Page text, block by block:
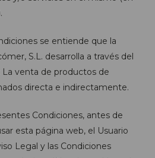
se entiende que la
S.L. desarrolla a través del
venta de productos de
directa e indirectamente.
Condiciones, antes de
esta página web, el Usuario
Legal y las Condiciones